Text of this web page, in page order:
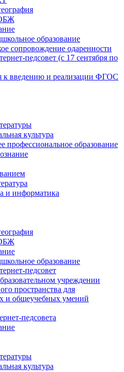
образование
сопровождение одаренности
педсовет (с 17 сентября по
к введению и реализации ФГОС
культура
профессиональное образование
и информатика
образование
педсовет
учреждении
пространства для
и общеучебных умений
педсовета
культура